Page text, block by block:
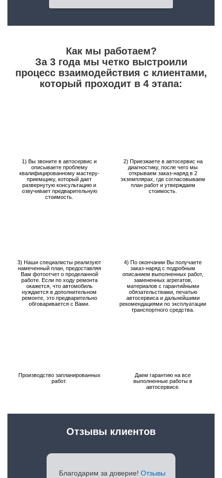
Как мы работаем?
За 3 года мы четко выстроили
процесс взаимодействия с клиентами,
который проходит в 4 этапа:
1) Вы звоните в автосервис и
описываете проблему
квалифицированному мастеру-
приемщику, который дает
развернутую консультацию и
озвучивает предварительную
стоимость.
2) Приезжаете в автосервис на
диагностику, после чего мы
открываем заказ-наряд в 2
экземплярах, где согласовываем
план работ и утверждаем
стоимость.
3) Наши специалисты реализуют
намеченный план, предоставляя
Вам фотоотчет о проделанной
работе. Если по ходу ремонта
окажется, что автомобиль
нуждается в дополнительном
ремонте, это предварительно
обговаривается с Вами.
4) По окончании Вы получаете
заказ-наряд с подробным
описанием выполненных работ,
замененных агрегатов,
материалов с гарантийными
обязательствами, печатью
автосервиса и дальнейшими
рекомендациями по эксплуатации
транспортного средства.
Производство запланированных
работ.
Даем гарантию на все
выполненные работы в
автосервисе.
Благодарим за доверие! Отзывы
Отзывы клиентов